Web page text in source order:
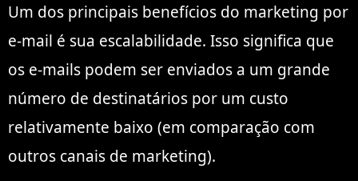
Um dos principais benefícios do marketing por
e-mail é sua escalabilidade. Isso significa que
os e-mails podem ser enviados a um grande
número de destinatários por um custo
relativamente baixo (em comparação com
outros canais de marketing).